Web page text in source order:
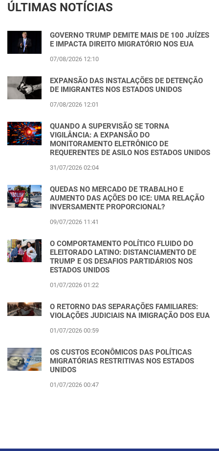
ÚLTIMAS NOTÍCIAS
GOVERNO TRUMP DEMITE MAIS DE 100 JUÍZES
E IMPACTA DIREITO MIGRATÓRIO NOS EUA
07/08/2026 12:10
EXPANSÃO DAS INSTALAÇÕES DE DETENÇÃO
DE IMIGRANTES NOS ESTADOS UNIDOS
07/08/2026 12:01
QUANDO A SUPERVISÃO SE TORNA
VIGILÂNCIA: A EXPANSÃO DO
MONITORAMENTO ELETRÔNICO DE
REQUERENTES DE ASILO NOS ESTADOS UNIDOS
31/07/2026 02:04
QUEDAS NO MERCADO DE TRABALHO E
AUMENTO DAS AÇÕES DO ICE: UMA RELAÇÃO
INVERSAMENTE PROPORCIONAL?
09/07/2026 11:41
O COMPORTAMENTO POLÍTICO FLUIDO DO
ELEITORADO LATINO: DISTANCIAMENTO DE
TRUMP E OS DESAFIOS PARTIDÁRIOS NOS
ESTADOS UNIDOS
01/07/2026 01:22
O RETORNO DAS SEPARAÇÕES FAMILIARES:
VIOLAÇÕES JUDICIAIS NA IMIGRAÇÃO DOS EUA
01/07/2026 00:59
OS CUSTOS ECONÔMICOS DAS POLÍTICAS
MIGRATÓRIAS RESTRITIVAS NOS ESTADOS
UNIDOS
01/07/2026 00:47